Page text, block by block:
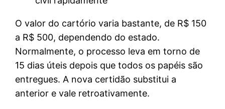
O valor do cartório varia bastante, de R$ 150
a R$ 500, dependendo do estado.
Normalmente, o processo leva em torno de
15 dias úteis depois que todos os papéis são
entregues. A nova certidão substitui a
anterior e vale retroativamente.